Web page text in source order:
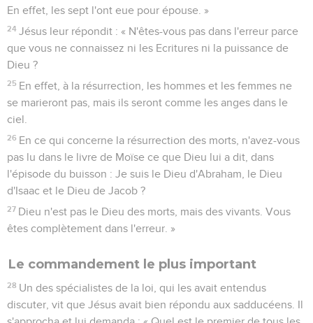
En effet, les sept l'ont eue pour épouse. »
24 Jésus leur répondit : « N'êtes-vous pas dans l'erreur parce
que vous ne connaissez ni les Ecritures ni la puissance de
Dieu ?
25 En effet, à la résurrection, les hommes et les femmes ne
se marieront pas, mais ils seront comme les anges dans le
ciel.
26 En ce qui concerne la résurrection des morts, n'avez-vous
pas lu dans le livre de Moïse ce que Dieu lui a dit, dans
l'épisode du buisson : Je suis le Dieu d'Abraham, le Dieu
d'Isaac et le Dieu de Jacob ?
27 Dieu n'est pas le Dieu des morts, mais des vivants. Vous
êtes complètement dans l'erreur. »
Le commandement le plus important
28 Un des spécialistes de la loi, qui les avait entendus
discuter, vit que Jésus avait bien répondu aux sadducéens. Il